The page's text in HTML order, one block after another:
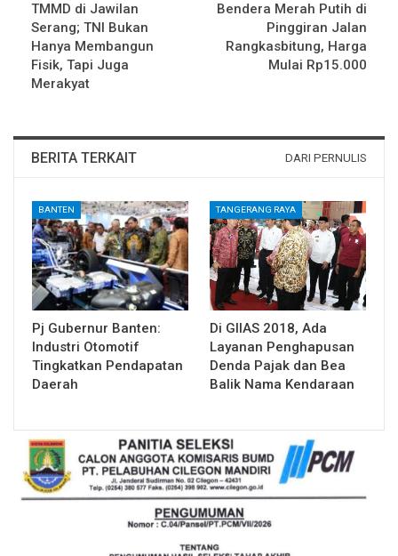
TMMD di Jawilan
Serang; TNI Bukan
Hanya Membangun
Fisik, Tapi Juga
Merakyat
Bendera Merah Putih di
Pinggiran Jalan
Rangkasbitung, Harga
Mulai Rp15.000
BERITA TERKAIT DARI PERNULIS
BANTEN
Pj Gubernur Banten:
Industri Otomotif
Tingkatkan Pendapatan
Daerah
TANGERANG RAYA
Di GIIAS 2018, Ada
Layanan Penghapusan
Denda Pajak dan Bea
Balik Nama Kendaraan